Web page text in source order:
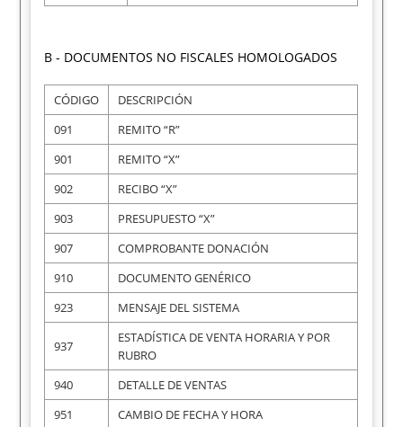
B - DOCUMENTOS NO FISCALES HOMOLOGADOS
CÓDIGO
DESCRIPCIÓN
091
REMITO “R”
901
REMITO “X”
902
RECIBO “X”
903
PRESUPUESTO “X”
907
COMPROBANTE DONACIÓN
910
DOCUMENTO GENÉRICO
923
MENSAJE DEL SISTEMA
937
ESTADÍSTICA DE VENTA HORARIA Y POR
RUBRO
940
DETALLE DE VENTAS
951
CAMBIO DE FECHA Y HORA